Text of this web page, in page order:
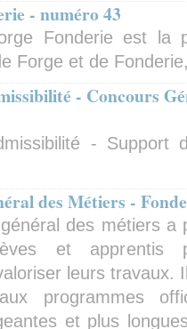
- numéro 43
Fonderie est la
Forge et de
- Concours
- Support
des Métiers -
des métiers a
et apprentis
leurs travaux.
programmes
et plus